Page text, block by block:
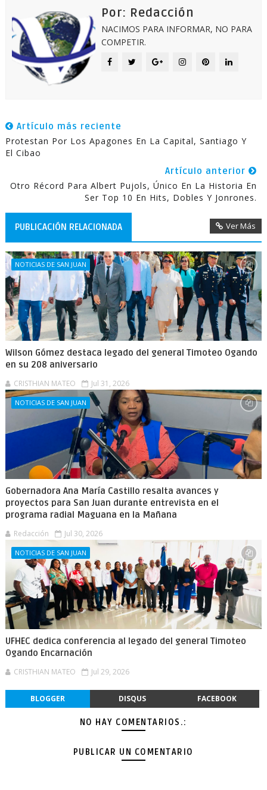
Por: Redacción
NACIMOS PARA INFORMAR, NO PARA
COMPETIR.
Artículo más reciente
Protestan Por Los Apagones En La Capital, Santiago Y
El Cibao
Artículo anterior
Otro Récord Para Albert Pujols, Único En La Historia En
Ser Top 10 En Hits, Dobles Y Jonrones.
PUBLICACIÓN RELACIONADA Ver Más
NOTICIAS DE SAN JUAN
Wilson Gómez destaca legado del general Timoteo Ogando
en su 208 aniversario
CRISTHIAN MATEO Jul 31, 2026
NOTICIAS DE SAN JUAN
Gobernadora Ana María Castillo resalta avances y
proyectos para San Juan durante entrevista en el
programa radial Maguana en la Mañana
Redacción Jul 30, 2026
NOTICIAS DE SAN JUAN
UFHEC dedica conferencia al legado del general Timoteo
Ogando Encarnación
CRISTHIAN MATEO Jul 29, 2026
BLOGGER DISQUS FACEBOOK
NO HAY COMENTARIOS.:
PUBLICAR UN COMENTARIO